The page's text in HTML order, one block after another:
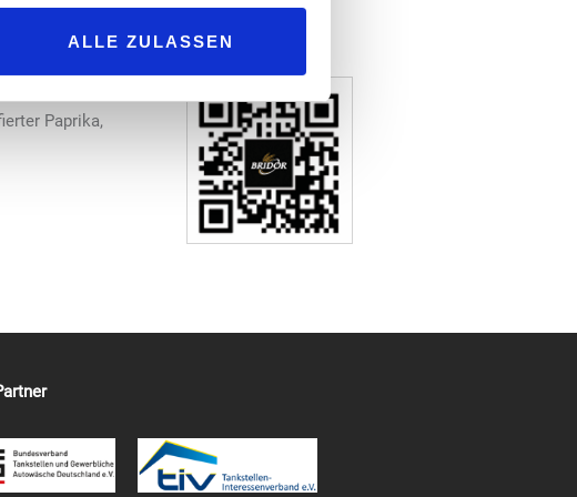
ALLE ZULASSEN
Olivenöl und einem fermentierten
roter
Paprika,